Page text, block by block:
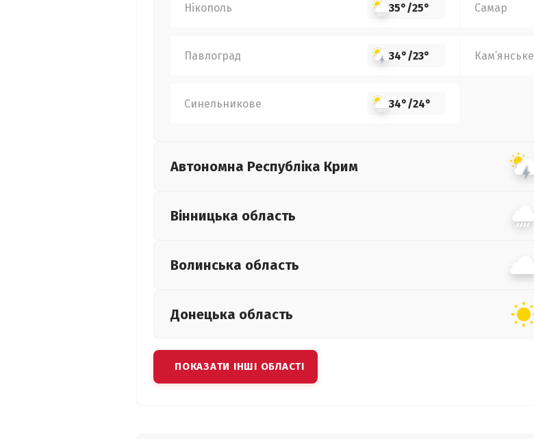
Нікополь 35°/25° Самар
Павлоград 34°/23° Кам’янське
Синельникове 34°/24°
Автономна Республіка Крим
Вінницька область
Волинська область
Донецька область
ПОКАЗАТИ ІНШІ ОБЛАСТІ